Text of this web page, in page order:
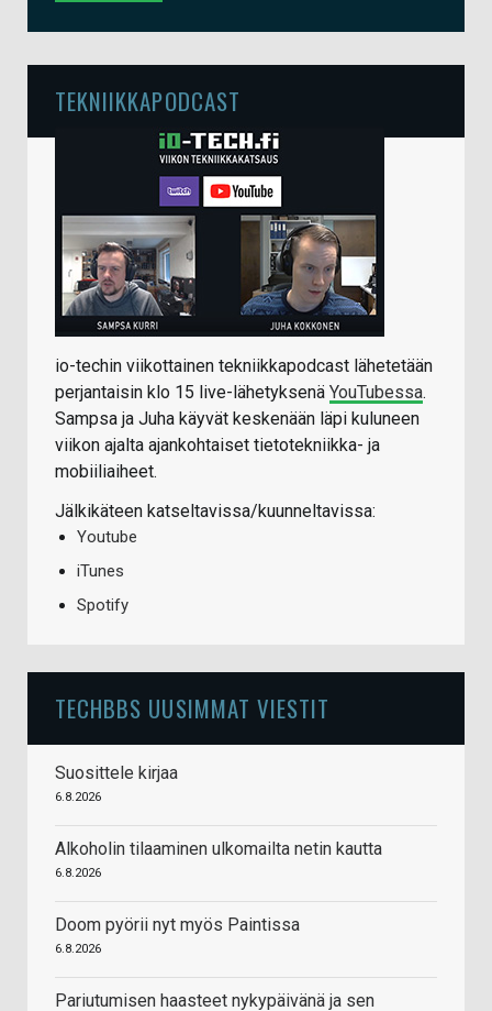
TEKNIIKKAPODCAST
io-techin viikottainen tekniikkapodcast lähetetään
perjantaisin klo 15 live-lähetyksenä YouTubessa.
Sampsa ja Juha käyvät keskenään läpi kuluneen
viikon ajalta ajankohtaiset tietotekniikka- ja
mobiiliaiheet.
Jälkikäteen katseltavissa/kuunneltavissa:
Youtube
iTunes
Spotify
TECHBBS UUSIMMAT VIESTIT
Suosittele kirjaa
6.8.2026
Alkoholin tilaaminen ulkomailta netin kautta
6.8.2026
Doom pyörii nyt myös Paintissa
6.8.2026
Pariutumisen haasteet nykypäivänä ja sen